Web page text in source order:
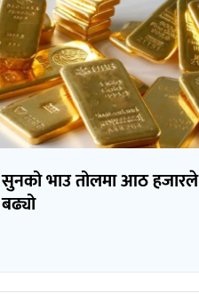
सुनको भाउ तोलमा आठ हजारले
बढ्यो